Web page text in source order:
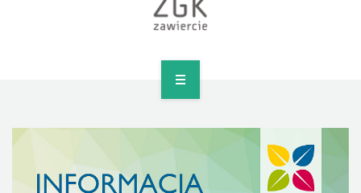
O SPÓŁCE
DLA MIESZKAŃCÓW